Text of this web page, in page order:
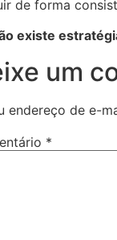
de forma
existe
um
endereço de e-
*